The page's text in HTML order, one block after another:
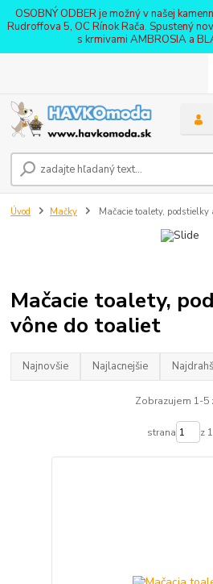
OSOBNÝ ODBER je možný v našej
Rudroffova 5, OC Rínok Rača. Spustený
s krmivami AMBROSIA a
Úvod Mačky Mačacie toalety, podstielky
Mačacie toalety,
vône do toaliet
Najnovšie Najlacnejšie
Zobrazujem 1-5
strana z 1